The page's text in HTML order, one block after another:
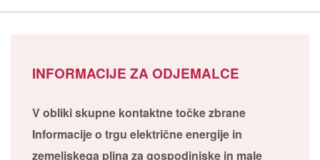
INFORMACIJE ZA ODJEMALCE
V obliki skupne kontaktne točke zbrane
Informacije o trgu električne energije in
zemeljskega plina za gospodinjske in male